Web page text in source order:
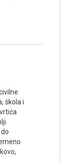
škola i